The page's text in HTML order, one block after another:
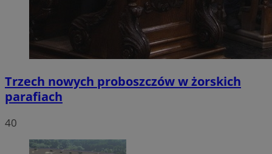
Trzech nowych proboszczów w żorskich
parafiach
40